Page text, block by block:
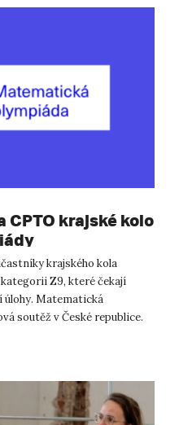
CPTO krajské kolo
krajského kola
Z9, které čekají
Matematická
soutěž v České republice.